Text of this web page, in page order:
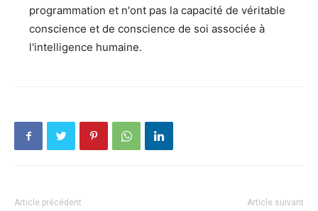
programmation et n'ont pas la capacité de véritable
conscience et de conscience de soi associée à
l'intelligence humaine.
Article précédent Article suivant